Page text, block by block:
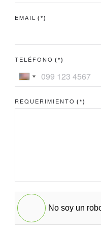
EMAIL (*)
TELÉFONO (*)
Ecuador
United
+1
REQUERIMIENTO (*)
No soy un